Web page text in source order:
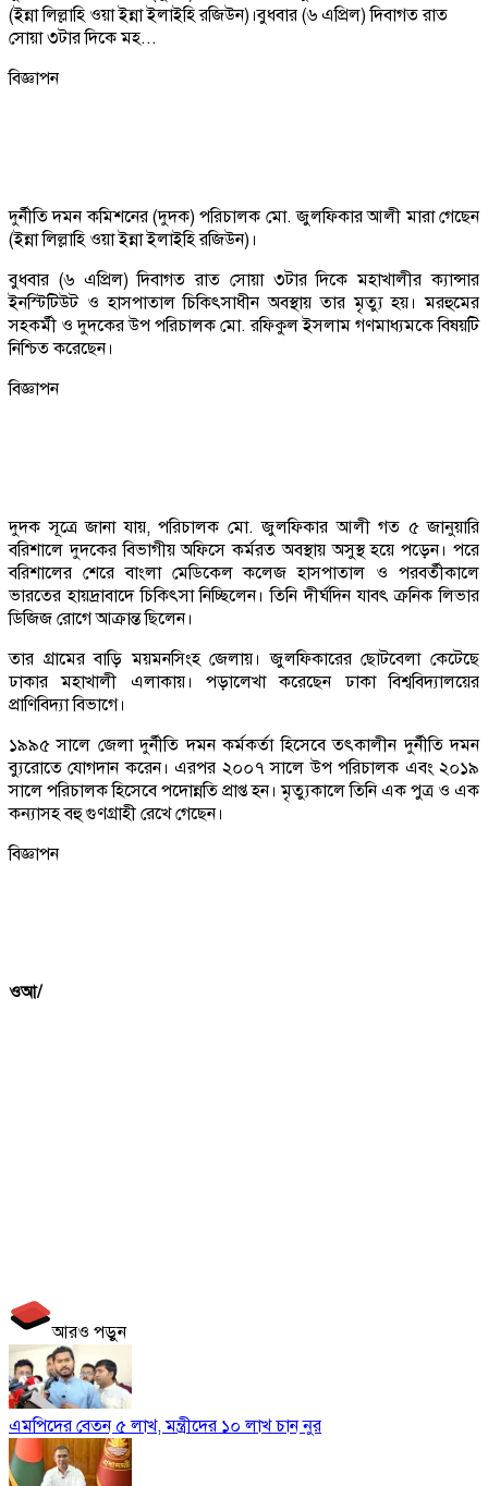
(ইন্না লিল্লাহি ওয়া ইন্না ইলাইহি রজিউন)।বুধবার (৬ এপ্রিল) দিবাগত রাত
সোয়া ৩টার দিকে মহ...
বিজ্ঞাপন
দুর্নীতি দমন কমিশনের (দুদক) পরিচালক মো. জুলফিকার আলী মারা গেছেন
(ইন্না লিল্লাহি ওয়া ইন্না ইলাইহি রজিউন)।
বুধবার (৬ এপ্রিল) দিবাগত রাত সোয়া ৩টার দিকে মহাখালীর ক্যান্সার
ইনস্টিটিউট ও হাসপাতাল চিকিৎসাধীন অবস্থায় তার মৃত্যু হয়। মরহুমের
সহকর্মী ও দুদকের উপ পরিচালক মো. রফিকুল ইসলাম গণমাধ্যমকে বিষয়টি
নিশ্চিত করেছেন।
বিজ্ঞাপন
দুদক সূত্রে জানা যায়, পরিচালক মো. জুলফিকার আলী গত ৫ জানুয়ারি
বরিশালে দুদকের বিভাগীয় অফিসে কর্মরত অবস্থায় অসুস্থ হয়ে পড়েন। পরে
বরিশালের শেরে বাংলা মেডিকেল কলেজ হাসপাতাল ও পরবর্তীকালে
ভারতের হায়দ্রাবাদে চিকিৎসা নিচ্ছিলেন। তিনি দীর্ঘদিন যাবৎ ক্রনিক লিভার
ডিজিজ রোগে আক্রান্ত ছিলেন।
তার গ্রামের বাড়ি ময়মনসিংহ জেলায়। জুলফিকারের ছোটবেলা কেটেছে
ঢাকার মহাখালী এলাকায়। পড়ালেখা করেছেন ঢাকা বিশ্ববিদ্যালয়ের
প্রাণিবিদ্যা বিভাগে।
১৯৯৫ সালে জেলা দুর্নীতি দমন কর্মকর্তা হিসেবে তৎকালীন দুর্নীতি দমন
ব্যুরোতে যোগদান করেন। এরপর ২০০৭ সালে উপ পরিচালক এবং ২০১৯
সালে পরিচালক হিসেবে পদোন্নতি প্রাপ্ত হন। মৃত্যুকালে তিনি এক পুত্র ও এক
কন্যাসহ বহু গুণগ্রাহী রেখে গেছেন।
বিজ্ঞাপন
ওআ/
আরও পড়ুন
এমপিদের বেতন ৫ লাখ, মন্ত্রীদের ১০ লাখ চান নুর